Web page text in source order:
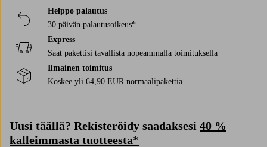
Helppo palautus
30 päivän palautusoikeus*
Express
Saat pakettisi tavallista nopeammalla toimituksella
Ilmainen toimitus
Koskee yli 64,90 EUR normaalipakettia
Uusi täällä? Rekisteröidy saadaksesi 40 %
kalleimmasta tuotteesta*